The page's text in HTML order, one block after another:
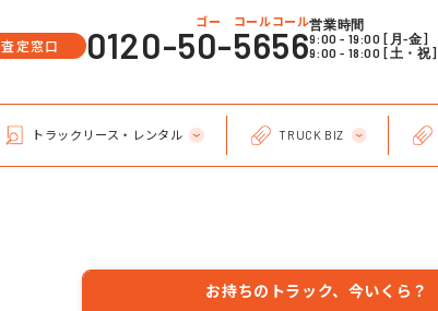
査定窓口
ゴー コールコール
0120-50-5656営業時間
9:00 - 19:00 [月-金]
9:00 - 18:00 [土・祝]
トラックリース・レンタル TRUCK BIZ
お持ちのトラック、今いくら？